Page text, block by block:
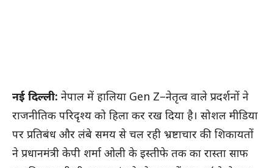
नई दिल्ली: नेपाल में हालिया Gen Z–नेतृत्व वाले प्रदर्शनों ने
राजनीतिक परिदृश्य को हिला कर रख दिया है। सोशल मीडिया
पर प्रतिबंध और लंबे समय से चल रही भ्रष्टाचार की शिकायतों
ने प्रधानमंत्री केपी शर्मा ओली के इस्तीफे तक का रास्ता साफ